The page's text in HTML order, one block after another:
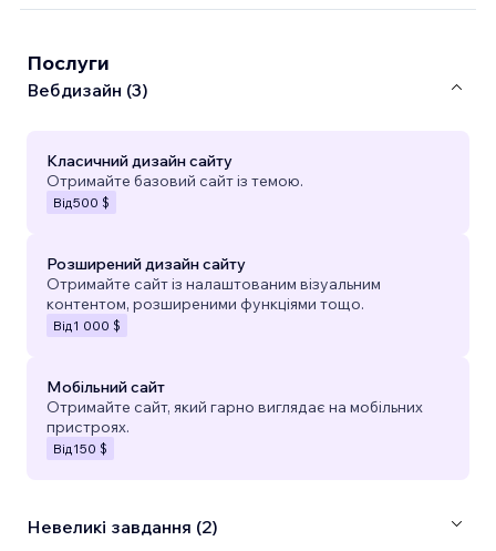
Послуги
Вебдизайн (3)
Класичний дизайн сайту
Отримайте базовий сайт із темою.
Від500 $
Розширений дизайн сайту
Отримайте сайт із налаштованим візуальним
контентом, розширеними функціями тощо.
Від 1 000 $
Мобільний сайт
Отримайте сайт, який гарно виглядає на мобільних
пристроях.
Від 150 $
Невеликі завдання (2)